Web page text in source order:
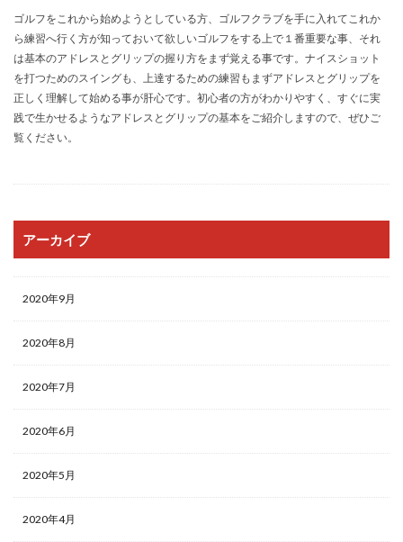
ゴルフをこれから始めようとしている方、ゴルフクラブを手に入れてこれか
ら練習へ行く方が知っておいて欲しいゴルフをする上で１番重要な事、それ
は基本のアドレスとグリップの握り方をまず覚える事です。ナイスショット
を打つためのスイングも、上達するための練習もまずアドレスとグリップを
正しく理解して始める事が肝心です。初心者の方がわかりやすく、すぐに実
践で生かせるようなアドレスとグリップの基本をご紹介しますので、ぜひご
覧ください。
アーカイブ
2020年9月
2020年8月
2020年7月
2020年6月
2020年5月
2020年4月